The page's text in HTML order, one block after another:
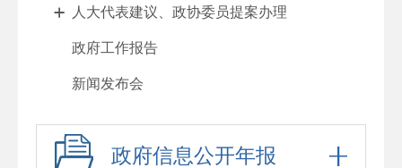
人大代表建议、政协委员提案办理
政府工作报告
新闻发布会
人事信息政府信息公开年报